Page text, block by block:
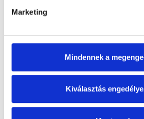
Marketing
Mindennek a
Kiválasztás
minőségű megoldásokat a
csatornatesztelés és emelés területén.